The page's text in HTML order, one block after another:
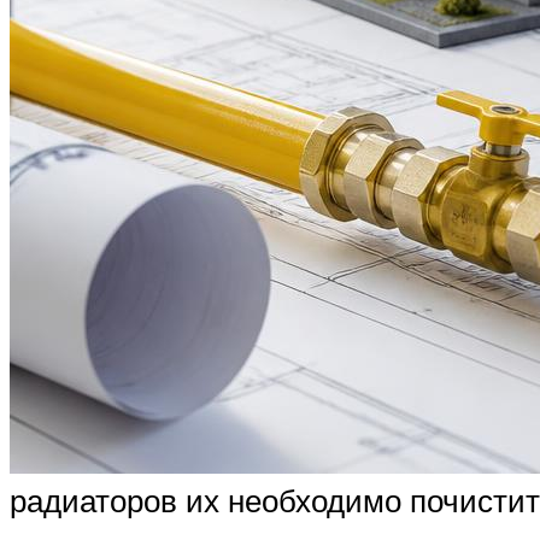
радиаторов их необходимо